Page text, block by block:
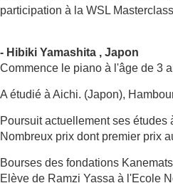
participation à la WSL
- Hibiki Yamashita , Japon
Commence le piano à l'âge de 3
A étudié à Aichi. (Japon),
Poursuit actuellement ses
Nombreux prix dont premier prix
Bourses des fondations
Elève de Ramzi Yassa à l'Ecole